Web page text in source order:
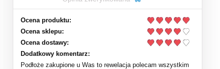
Ocena produktu:
Ocena sklepu:
Ocena dostawy:
Dodatkowy komentarz:
Podłoże zakupione u Was to rewelacja polecam wszystkim